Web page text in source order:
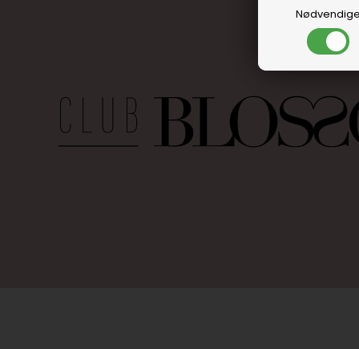
Nødvendige